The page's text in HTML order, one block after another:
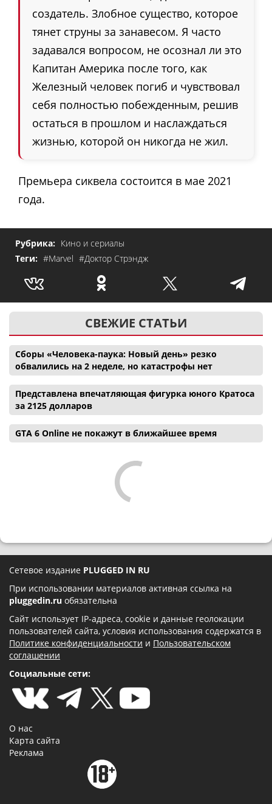
создатель. Злобное существо, которое
тянет струны за занавесом. Я часто
задавался вопросом, не осознал ли это
Капитан Америка после того, как
Железный человек погиб и чувствовал
себя полностью побежденным, решив
остаться в прошлом и наслаждаться
жизнью, которой он никогда не жил.
Премьера сиквела состоится в мае 2021
года.
Рубрика: Кино и сериалы
Теги: #Marvel #Доктор Стрэндж
СВЕЖИЕ СТАТЬИ
Сборы «Человека-паука: Новый день» резко
обвалились на 2 неделе, но катастрофы нет
Представлена впечатляющая фигурка юного Кратоса
за 2125 долларов
GTA 6 Online не покажут в ближайшее время
Сетевое издание PLUGGED IN RU
При использовании материалов активная ссылка на
pluggedin.ru обязательна
Сайт использует IP-адреса, cookie и данные геолокации
пользователей сайта, условия использования содержатся в
Политике конфиденциальности и Пользовательском
соглашении
Социальные сети:
О нас
Карта сайта
Реклама